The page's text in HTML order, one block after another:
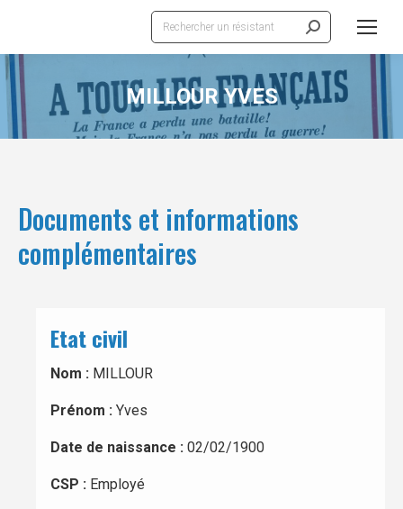
Recherche
:
MILLOUR YVES
Documents et informations
complémentaires
Etat civil
Nom : MILLOUR
Prénom : Yves
Date de naissance : 02/02/1900
CSP : Employé